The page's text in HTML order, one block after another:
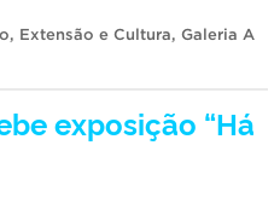
, Extensão e Cultura, Galeria A
exposição “Há